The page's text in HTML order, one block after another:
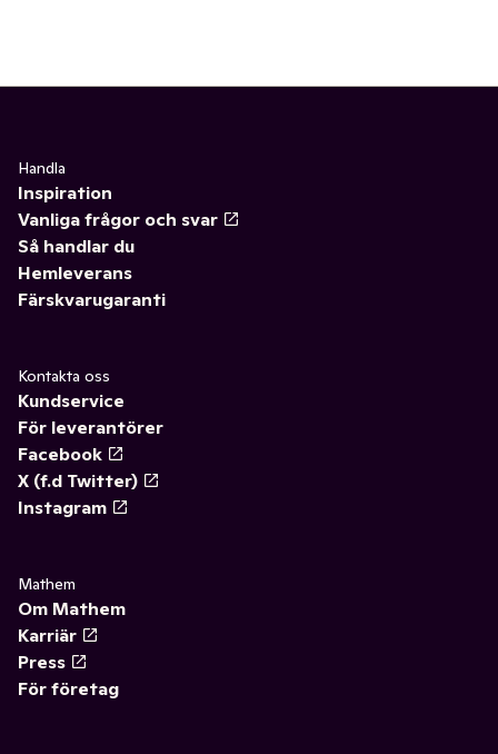
Handla
Inspiration
Vanliga frågor och svar
Så handlar du
Hemleverans
Färskvarugaranti
Kontakta oss
Kundservice
För leverantörer
Facebook
X (f.d Twitter)
Instagram
Mathem
Om Mathem
Karriär
Press
För företag